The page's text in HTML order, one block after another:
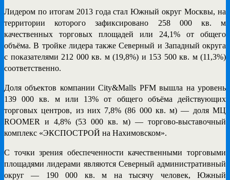
Лидером по итогам 2013 года стал Южный округ Москвы, на
территории которого зафиксировано 258 000 кв. м
качественных торговых площадей или 24,1% от общего
объёма. В тройке лидера также Северный и Западный округа
с показателями 212 000 кв. м (19,8%) и 153 500 кв. м (11,3%)
соответственно.
Доля объектов компании City&Malls PFM вышла на уровень
139 000 кв. м или 13% от общего объёма действующих
торговых центров, из них 7,8% (86 000 кв. м) — доля МЦ
ROOMER
и 4,8% (53 000 кв. м) — торгово-выставочный
комплекс «ЭКСПОСТРОЙ на Нахимовском».
С точки зрения обеспеченности качественными торговыми
площадями лидерами являются Северный административный
округ — 190 000 кв. м на тысячу человек, Южный